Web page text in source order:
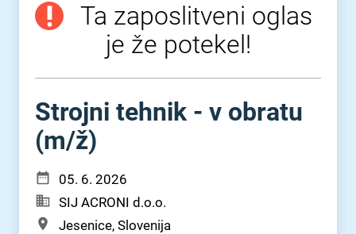
Ta zaposlitveni oglas
je že potekel!
Strojni tehnik - v obratu
(m⁠/⁠ž)
05. 6. 2026
SIJ ACRONI d.o.o.
Jesenice, Slovenija